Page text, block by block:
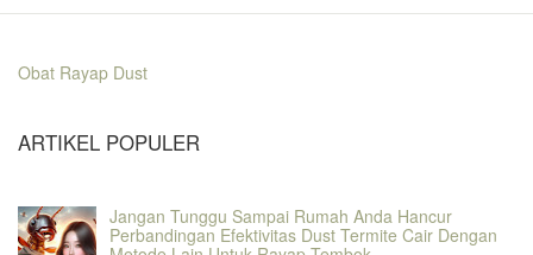
Obat Rayap Dust
ARTIKEL POPULER
Jangan Tunggu Sampai Rumah Anda Hancur
Perbandingan Efektivitas Dust Termite Cair Dengan